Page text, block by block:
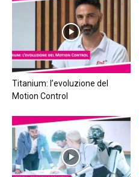
Titanium: l’evoluzione del
Motion Control